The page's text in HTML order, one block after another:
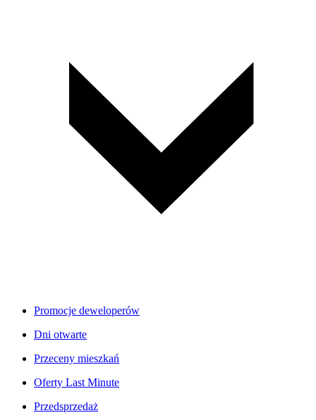
Promocje deweloperów
Dni otwarte
Przeceny mieszkań
Oferty Last Minute
Przedsprzedaż